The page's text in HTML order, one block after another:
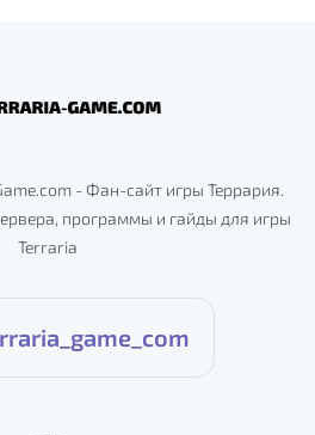
- Фан-сайт игры Террария.
программы и гайды для игры
Terraria